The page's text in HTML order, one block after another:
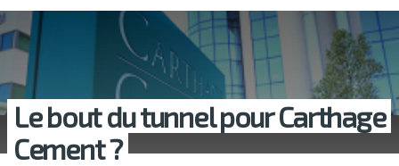
Le bout du tunnel pour Carthage
Cement ?